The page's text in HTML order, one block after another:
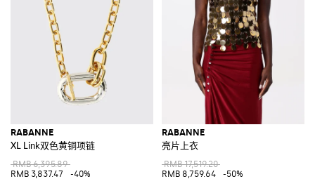
RABANNE
XL Link双色黄铜项链
RMB 6,395.89
RMB 3,837.47
-40%
RABANNE
亮片上衣
RMB 17,519.20
RMB 8,759.64
-50%